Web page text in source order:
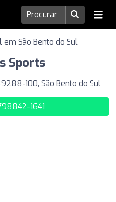
em São Bento do Sul
Sports
100, São Bento do Sul
1641